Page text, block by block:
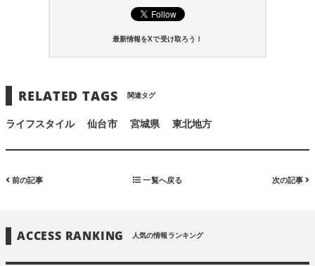
最新情報をXで受け取ろう！
RELATED TAGS 関連タグ
ライフスタイル 仙台市 宮城県 東北地方
前の記事 一覧へ戻る 次の記事
ACCESS RANKING 人気の情報ランキング